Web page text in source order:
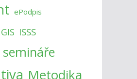
ePodpis
GIS ISSS
Metodika